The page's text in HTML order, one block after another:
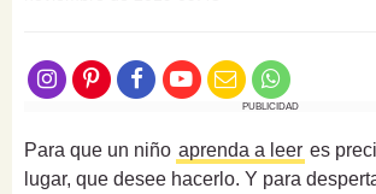
PUBLICIDAD
Para que un niño aprenda a leer es
lugar, que desee hacerlo. Y para